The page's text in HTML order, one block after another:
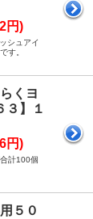
円)
シュアイ
す。
くヨ
３】１
円)
計100個
５０